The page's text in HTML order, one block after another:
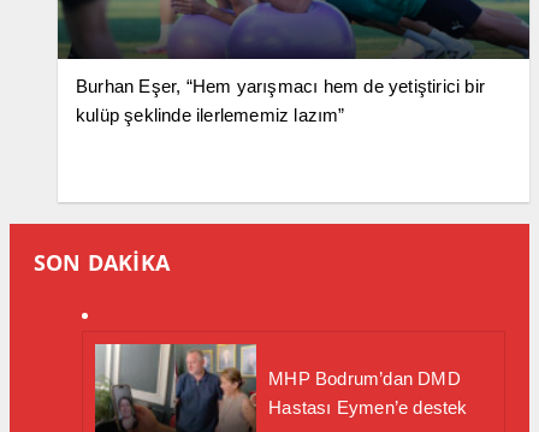
Burhan Eşer, “Hem yarışmacı hem de yetiştirici bir
kulüp şeklinde ilerlememiz lazım”
SON DAKİKA
MHP Bodrum’dan DMD
Hastası Eymen’e destek